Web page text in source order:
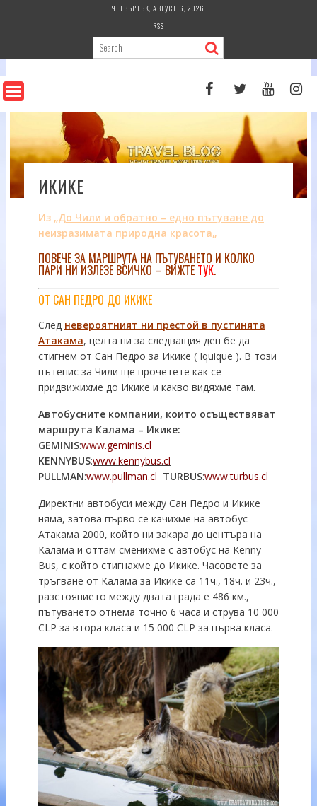
ЧЕТВЪРТЪК, АВГУСТ 6, 2026
RSS
ИКИКЕ
Из „До Чили и обратно – едно пътуване до
неизразимата природна красота„
ПОВЕЧЕ ЗА МАРШРУТА НА ПЪТУВАНЕТО И КОЛКО
ПАРИ НИ ИЗЛЕЗЕ ВСИЧКО – ВИЖТЕ ТУК.
ОТ САН ПЕДРО ДО ИКИКЕ
След невероятният ни престой в пустинята
Атакама, целта ни за следващия ден бе да
стигнем от Сан Педро за Икике ( Iquique ). В този
пътепис за Чили ще прочетете как се
придвижихме до Икике и какво видяхме там.
Автобусните компании, които осъществяват
маршрута Калама – Икике:
GEMINIS:www.geminis.cl
KENNYBUS:www.kennybus.cl
PULLMAN:www.pullman.cl TURBUS:www.turbus.cl
Директни автобуси между Сан Педро и Икике
няма, затова първо се качихме на автобус
Атакама 2000, който ни закара до центъра на
Калама и оттам сменихме с автобус на Kenny
Bus, с който стигнахме до Икике. Часовете за
тръгване от Калама за Икике са 11ч., 18ч. и 23ч.,
разстоянието между двата града е 486 км.,
пътуването отнема точно 6 часа и струва 10 000
CLP за втора класа и 15 000 CLP за първа класа.